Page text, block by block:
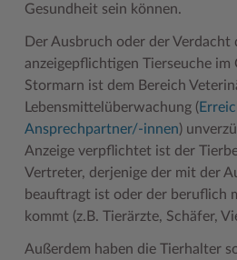
Gesundheit sein können.
Der Ausbruch oder der Verdacht
anzeigepflichtigen Tierseuche im
Stormarn ist dem Bereich
Lebensmittelüberwachung (
Ansprechpartner/-innen)
Anzeige verpflichtet ist der
Vertreter, derjenige der mit der
beauftragt ist oder der beruflich
kommt (z.B. Tierärzte, Schäfer,
Außerdem haben die Tierhalter